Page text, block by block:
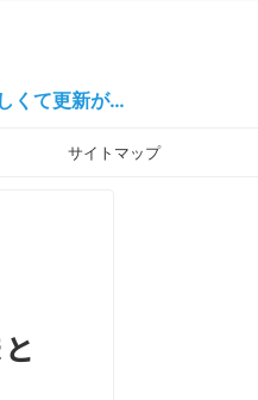
が…
サイトマップ